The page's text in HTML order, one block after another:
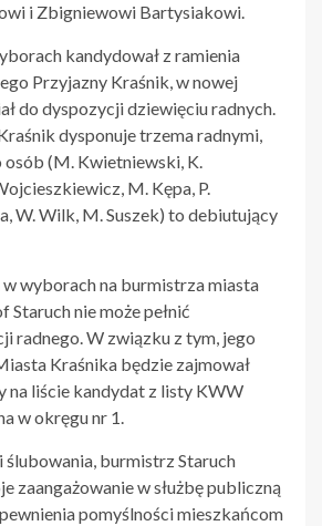
i Zbigniewowi Bartysiakowi.
kandydował z ramienia
Przyjazny Kraśnik, w nowej
do dyspozycji dziewięciu radnych.
dysponuje trzema radnymi,
(M. Kwietniewski, K.
M. Kępa, P.
W. Wilk, M. Suszek) to debiutujący
wyborach na burmistrza miasta
Staruch nie może pełnić
radnego. W związku z tym, jego
Kraśnika będzie zajmował
na liście kandydat z listy KWW
w okręgu nr 1.
ślubowania, burmistrz Staruch
zaangażowanie w służbę publiczną
pomyślności mieszkańcom